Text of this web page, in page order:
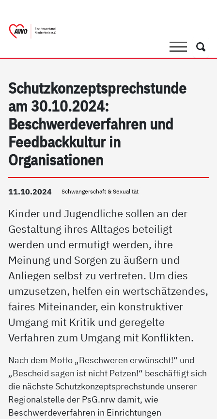
SucheSuche
Schutzkonzeptsprechstunde
am 30.10.2024:
Beschwerdeverfahren und
Feedbackkultur in
Organisationen
11.10.2024 Schwangerschaft & Sexualität
Kinder und Jugendliche sollen an der
Gestaltung ihres Alltages beteiligt
werden und ermutigt werden, ihre
Meinung und Sorgen zu äußern und
Anliegen selbst zu vertreten. Um dies
umzusetzen, helfen ein wertschätzendes,
faires Miteinander, ein konstruktiver
Umgang mit Kritik und geregelte
Verfahren zum Umgang mit Konflikten.
Nach dem Motto „Beschweren erwünscht!“ und
„Bescheid sagen ist nicht Petzen!“ beschäftigt sich
die nächste Schutzkonzeptsprechstunde unserer
Regionalstelle der PsG.nrw damit, wie
Beschwerdeverfahren in Einrichtungen